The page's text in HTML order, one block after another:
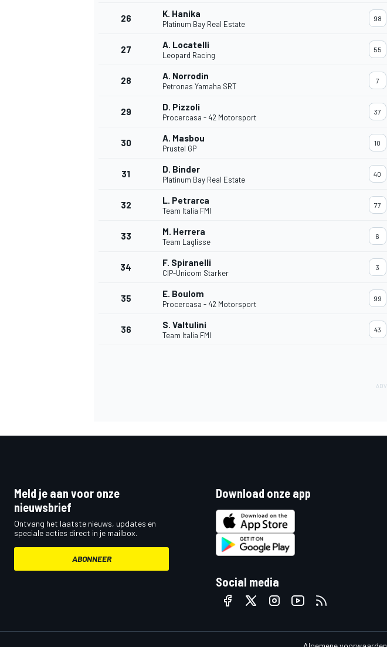
26 K. Hanika
Platinum Bay Real Estate
98
27 A. Locatelli
Leopard Racing
55
28 A. Norrodin
Petronas Yamaha SRT
7
29 D. Pizzoli
Procercasa - 42 Motorsport
37
30 A. Masbou
Prustel GP
10
31 D. Binder
Platinum Bay Real Estate
40
32 L. Petrarca
Team Italia FMI
77
33 M. Herrera
Team Laglisse
6
34 F. Spiranelli
CIP-Unicom Starker
3
35 E. Boulom
Procercasa - 42 Motorsport
99
36 S. Valtulini
Team Italia FMI
43
Meld je aan voor onze
nieuwsbrief
Ontvang het laatste nieuws, updates en
speciale acties direct in je mailbox.
ABONNEER
Download onze app
Social media